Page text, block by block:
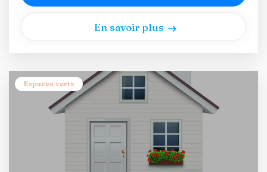
En savoir plus
Espaces verts